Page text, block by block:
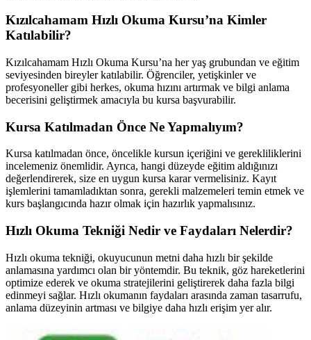
Kızılcahamam Hızlı Okuma Kursu’na Kimler
Katılabilir?
Kızılcahamam Hızlı Okuma Kursu’na her yaş grubundan ve eğitim
seviyesinden bireyler katılabilir. Öğrenciler, yetişkinler ve
profesyoneller gibi herkes, okuma hızını artırmak ve bilgi anlama
becerisini geliştirmek amacıyla bu kursa başvurabilir.
Kursa Katılmadan Önce Ne Yapmalıyım?
Kursa katılmadan önce, öncelikle kursun içeriğini ve gerekliliklerini
incelemeniz önemlidir. Ayrıca, hangi düzeyde eğitim aldığınızı
değerlendirerek, size en uygun kursa karar vermelisiniz. Kayıt
işlemlerini tamamladıktan sonra, gerekli malzemeleri temin etmek ve
kurs başlangıcında hazır olmak için hazırlık yapmalısınız.
Hızlı Okuma Tekniği Nedir ve Faydaları Nelerdir?
Hızlı okuma tekniği, okuyucunun metni daha hızlı bir şekilde
anlamasına yardımcı olan bir yöntemdir. Bu teknik, göz hareketlerini
optimize ederek ve okuma stratejilerini geliştirerek daha fazla bilgi
edinmeyi sağlar. Hızlı okumanın faydaları arasında zaman tasarrufu,
anlama düzeyinin artması ve bilgiye daha hızlı erişim yer alır.